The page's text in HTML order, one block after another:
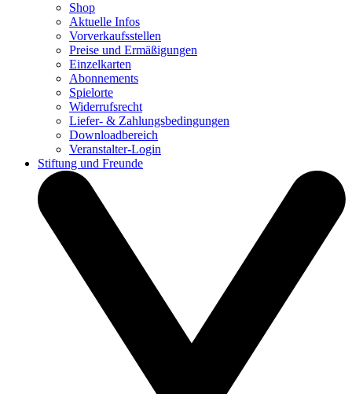
Shop
Aktuelle Infos
Vorverkaufsstellen
Preise und Ermäßigungen
Einzelkarten
Abonnements
Spielorte
Widerrufsrecht
Liefer- & Zahlungsbedingungen
Downloadbereich
Veranstalter-Login
Stiftung und Freunde